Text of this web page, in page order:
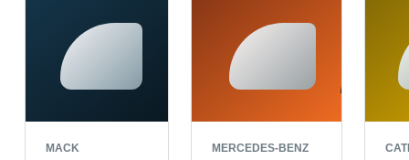
MACK MERCEDES-BENZ